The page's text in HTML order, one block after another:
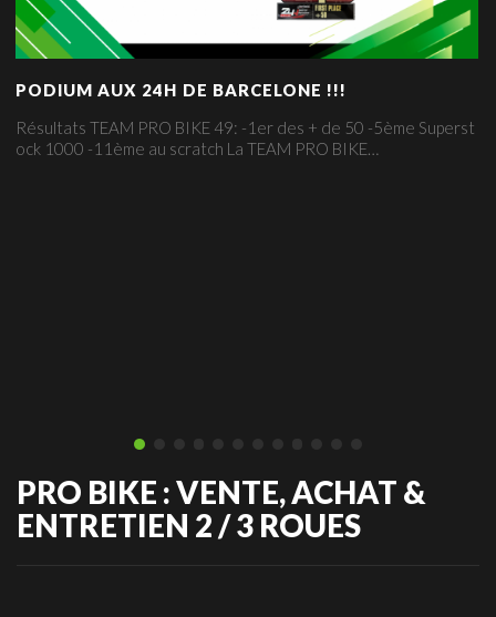
PODIUM AUX 24H DE BARCELONE !!!
Résultats TEAM PRO BIKE 49: -1er des + de 50 -5ème Superst
ock 1000 -11ème au scratch La TEAM PRO BIKE…
PRO BIKE : VENTE, ACHAT &
ENTRETIEN 2 / 3 ROUES